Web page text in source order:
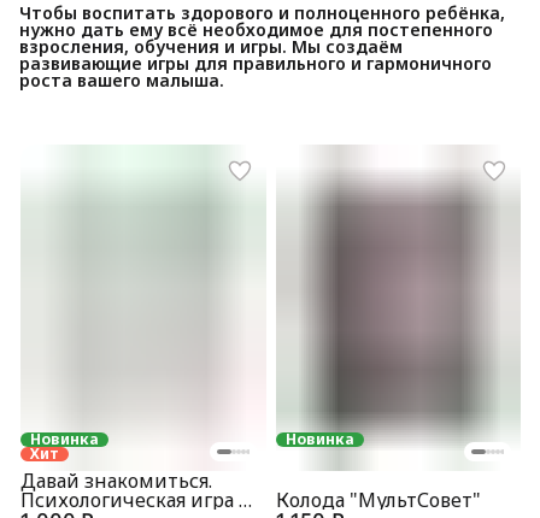
Чтобы воспитать здорового и полноценного ребёнка,
нужно дать ему всё необходимое для постепенного
взросления, обучения и игры. Мы создаём
развивающие игры для правильного и гармоничного
роста вашего малыша.
Новинка
Хит
Давай знакомиться.
Психологическая игра в
Новинка
Колода "МультСовет"